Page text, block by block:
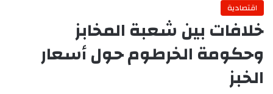
اقتصادية
خلافات بين شعبة المخابز
وحكومة الخرطوم حول أسعار
الخبز